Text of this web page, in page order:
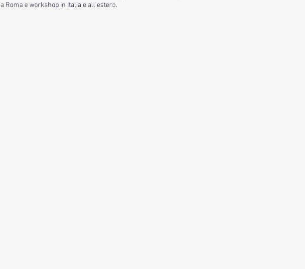
a Roma e workshop in Italia e all’estero.